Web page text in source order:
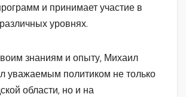
и принимает участие в
уровнях.
знаниям и опыту, Михаил
уважаемым политиком не только
области, но и на